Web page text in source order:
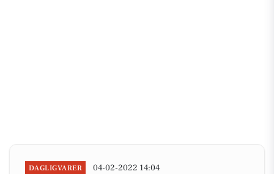
DAGLIGVARER 04-02-2022 14:04